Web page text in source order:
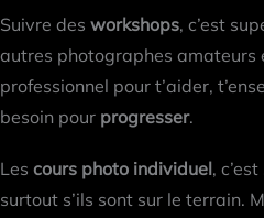
Suivre des workshops, c’est
autres photographes amateurs
professionnel pour t’aider,
besoin pour progresser.
Les cours photo individuel,
surtout s’ils sont sur le terrain.